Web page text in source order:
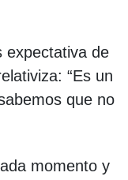
expectativa de
“Es un
que no
momento y